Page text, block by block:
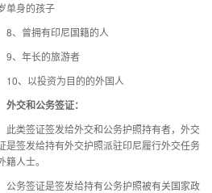
单身的孩子
曾拥有印尼国籍的人
年长的旅游者
、以投资为目的的外国人
外交和公务签证：
类签证签发给外交和公务护照持有者，外交
是签发给持有外交护照派驻印尼履行外交任务
籍人士。
务签证是签发给持有公务护照被有关国家政